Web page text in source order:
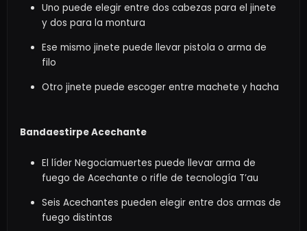
Uno puede elegir entre dos cabezas para el jinete
y dos para la montura
Ese mismo jinete puede llevar pistola o arma de
filo
Otro jinete puede escoger entre machete y hacha
Bandaestirpe Acechante
El líder Negociamuertes puede llevar arma de
fuego de Acechante o rifle de tecnología T’au
Seis Acechantes pueden elegir entre dos armas de
fuego distintas